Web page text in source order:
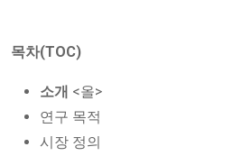
목차(TOC)
소개 <올>
연구 목적
시장 정의